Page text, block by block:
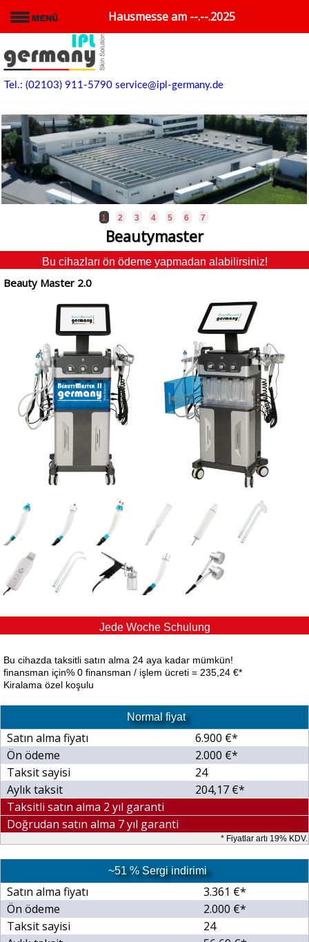
Hausmesse am --.--.2025
Tel.: (02103) 911-5790 service@ipl-germany.de
1 2 3 4 5 6 7
Beautymaster
Bu cihazları ön ödeme yapmadan alabilirsiniz!
Beauty Master 2.0
Jede Woche Schulung
Bu cihazda taksitli satın alma 24 aya kadar mümkün!
finansman için% 0 finansman / işlem ücreti = 235,24 €*
Kiralama özel koşulu
Normal fiyat
Satın alma fiyatı
6.900 €*
Ön ödeme
2.000 €*
Taksit sayisi
24
Aylık taksit
204,17 €*
Taksitli satın alma 2 yıl garanti
Doğrudan satın alma 7 yıl garanti
* Fiyatlar artı 19% KDV.
~51 % Sergi indirimi
Satın alma fiyatı
3.361 €*
Ön ödeme
2.000 €*
Taksit sayisi
24